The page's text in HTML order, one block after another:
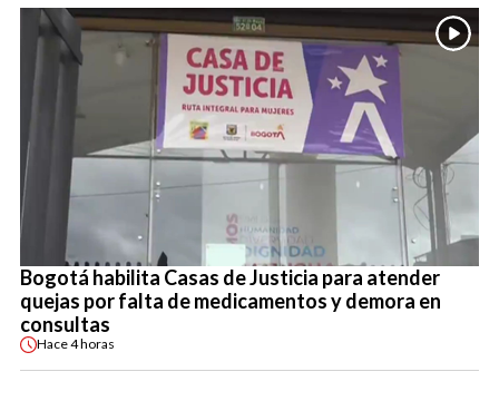
Bogotá habilita Casas de Justicia para atender
quejas por falta de medicamentos y demora en
consultas
Hace4 horas